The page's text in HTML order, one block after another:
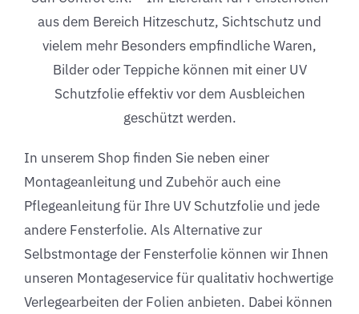
aus dem Bereich Hitzeschutz, Sichtschutz und
vielem mehr Besonders empfindliche Waren,
Bilder oder Teppiche können mit einer UV
Schutzfolie effektiv vor dem Ausbleichen
geschützt werden.
In unserem Shop finden Sie neben einer
Montageanleitung und Zubehör auch eine
Pflegeanleitung für Ihre UV Schutzfolie und jede
andere Fensterfolie. Als Alternative zur
Selbstmontage der Fensterfolie können wir Ihnen
unseren Montageservice für qualitativ hochwertige
Verlegearbeiten der Folien anbieten. Dabei können